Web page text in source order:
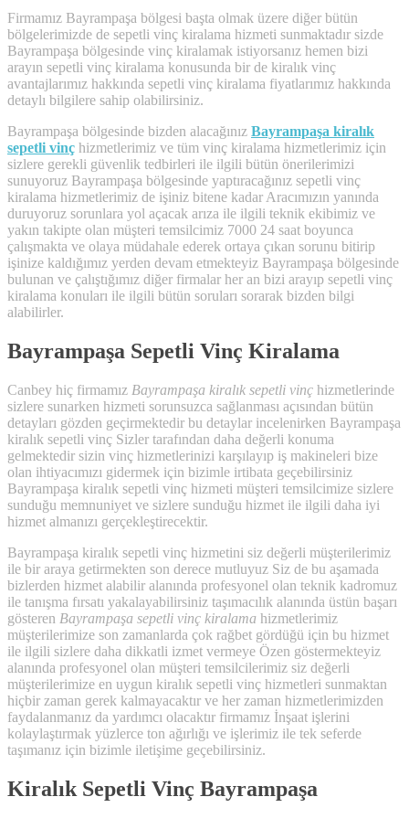
Firmamız Bayrampaşa bölgesi başta olmak üzere diğer bütün
bölgelerimizde de sepetli vinç kiralama hizmeti sunmaktadır sizde
Bayrampaşa bölgesinde vinç kiralamak istiyorsanız hemen bizi
arayın sepetli vinç kiralama konusunda bir de kiralık vinç
avantajlarımız hakkında sepetli vinç kiralama fiyatlarımız hakkında
detaylı bilgilere sahip olabilirsiniz.
Bayrampaşa bölgesinde bizden alacağınız Bayrampaşa kiralık
sepetli vinç hizmetlerimiz ve tüm vinç kiralama hizmetlerimiz için
sizlere gerekli güvenlik tedbirleri ile ilgili bütün önerilerimizi
sunuyoruz Bayrampaşa bölgesinde yaptıracağınız sepetli vinç
kiralama hizmetlerimiz de işiniz bitene kadar Aracımızın yanında
duruyoruz sorunlara yol açacak arıza ile ilgili teknik ekibimiz ve
yakın takipte olan müşteri temsilcimiz 7000 24 saat boyunca
çalışmakta ve olaya müdahale ederek ortaya çıkan sorunu bitirip
işinize kaldığımız yerden devam etmekteyiz Bayrampaşa bölgesinde
bulunan ve çalıştığımız diğer firmalar her an bizi arayıp sepetli vinç
kiralama konuları ile ilgili bütün soruları sorarak bizden bilgi
alabilirler.
Bayrampaşa Sepetli Vinç Kiralama
Canbey hiç firmamız Bayrampaşa kiralık sepetli vinç hizmetlerinde
sizlere sunarken hizmeti sorunsuzca sağlanması açısından bütün
detayları gözden geçirmektedir bu detaylar incelenirken Bayrampaşa
kiralık sepetli vinç Sizler tarafından daha değerli konuma
gelmektedir sizin vinç hizmetlerinizi karşılayıp iş makineleri bize
olan ihtiyacımızı gidermek için bizimle irtibata geçebilirsiniz
Bayrampaşa kiralık sepetli vinç hizmeti müşteri temsilcimize sizlere
sunduğu memnuniyet ve sizlere sunduğu hizmet ile ilgili daha iyi
hizmet almanızı gerçekleştirecektir.
Bayrampaşa kiralık sepetli vinç hizmetini siz değerli müşterilerimiz
ile bir araya getirmekten son derece mutluyuz Siz de bu aşamada
bizlerden hizmet alabilir alanında profesyonel olan teknik kadromuz
ile tanışma fırsatı yakalayabilirsiniz taşımacılık alanında üstün başarı
gösteren Bayrampaşa sepetli vinç kiralama hizmetlerimiz
müşterilerimize son zamanlarda çok rağbet gördüğü için bu hizmet
ile ilgili sizlere daha dikkatli izmet vermeye Özen göstermekteyiz
alanında profesyonel olan müşteri temsilcilerimiz siz değerli
müşterilerimize en uygun kiralık sepetli vinç hizmetleri sunmaktan
hiçbir zaman gerek kalmayacaktır ve her zaman hizmetlerimizden
faydalanmanız da yardımcı olacaktır firmamız İnşaat işlerini
kolaylaştırmak yüzlerce ton ağırlığı ve işlerimiz ile tek seferde
taşımanız için bizimle iletişime geçebilirsiniz.
Kiralık Sepetli Vinç Bayrampaşa